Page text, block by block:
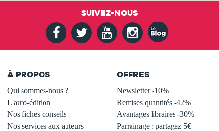
SUIVEZ-NOUS
À PROPOS
Qui sommes-nous ?
L'auto-édition
Nos fiches conseils
Nos services aux auteurs
OFFRES
Newsletter -10%
Remises quantités -42%
Avantages libraires -30%
Parrainage : partagez 5€